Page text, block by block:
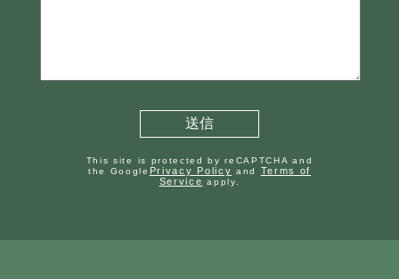
This site is protected by reCAPTCHA and
the Google Privacy Policy and Terms of
Service apply.